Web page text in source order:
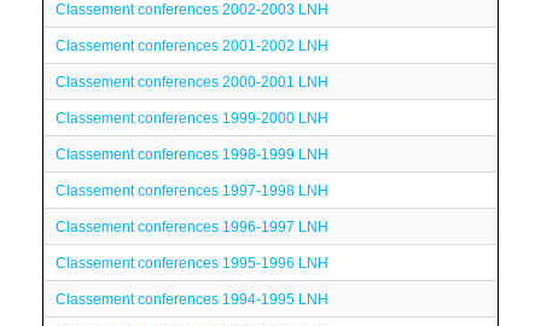
Classement conferences 2002-2003 LNH
Classement conferences 2001-2002 LNH
Classement conferences 2000-2001 LNH
Classement conferences 1999-2000 LNH
Classement conferences 1998-1999 LNH
Classement conferences 1997-1998 LNH
Classement conferences 1996-1997 LNH
Classement conferences 1995-1996 LNH
Classement conferences 1994-1995 LNH